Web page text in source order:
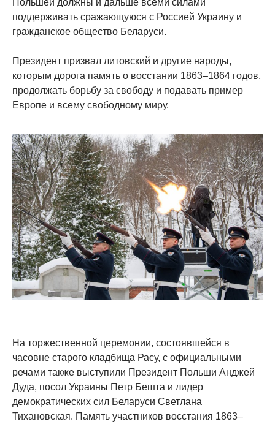
Польшей должны и дальше всеми силами
поддерживать сражающуюся с Россией Украину и
гражданское общество Беларуси.
Президент призвал литовский и другие народы,
которым дорога память о восстании 1863–1864 годов,
продолжать борьбу за свободу и подавать пример
Европе и всему свободному миру.
На торжественной церемонии, состоявшейся в
часовне старого кладбища Расу, с официальными
речами также выступили Президент Польши Анджей
Дуда, посол Украины Петр Бешта и лидер
демократических сил Беларуси Светлана
Тихановская. Память участников восстания 1863–